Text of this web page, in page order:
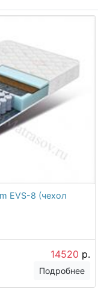
EVS-8 (чехол
14520 р.
Подробнее